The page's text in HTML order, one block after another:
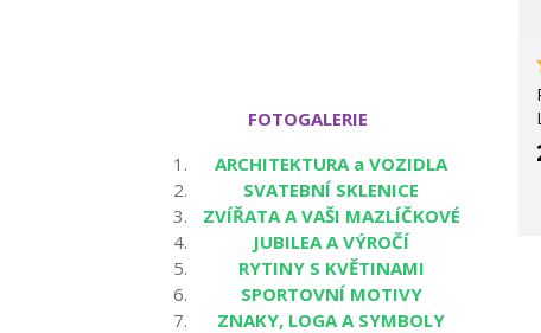
FOTOGALERIE
ARCHITEKTURA a VOZIDLA
SVATEBNÍ SKLENICE
ZVÍŘATA A VAŠI MAZLÍČKOVÉ
JUBILEA A VÝROČÍ
RYTINY S KVĚTINAMI
SPORTOVNÍ MOTIVY
ZNAKY, LOGA A SYMBOLY